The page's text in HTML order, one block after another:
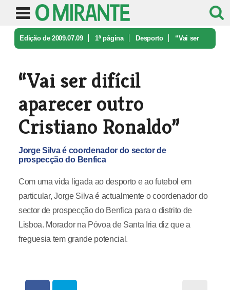
Edição de 2009.07.09 1ª página Desporto “Vai ser
“Vai ser difícil
aparecer outro
Cristiano Ronaldo”
Jorge Silva é coordenador do sector de
prospecção do Benfica
Com uma vida ligada ao desporto e ao futebol em
particular, Jorge Silva é actualmente o coordenador do
sector de prospecção do Benfica para o distrito de
Lisboa. Morador na Póvoa de Santa Iria diz que a
freguesia tem grande potencial.